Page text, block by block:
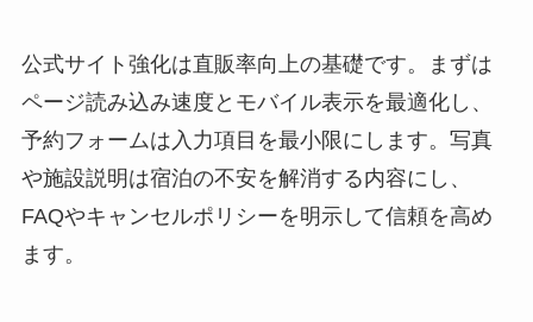
公式サイト強化は直販率向上の基礎です。まずは
ページ読み込み速度とモバイル表示を最適化し、
予約フォームは入力項目を最小限にします。写真
や施設説明は宿泊の不安を解消する内容にし、
FAQやキャンセルポリシーを明示して信頼を高め
ます。